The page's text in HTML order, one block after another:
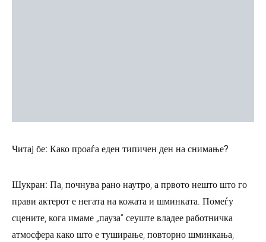
Читај бе: Како проаѓа еден типичен ден на снимање?
Шукран: Па, почнува рано наутро, а првото нешто што го
прави актерот е негата на кожата и шминката. Помеѓу
сцените, кога имаме „пауза“ сеуште владее работничка
атмосфера како што е туширање, повторно шминкања,